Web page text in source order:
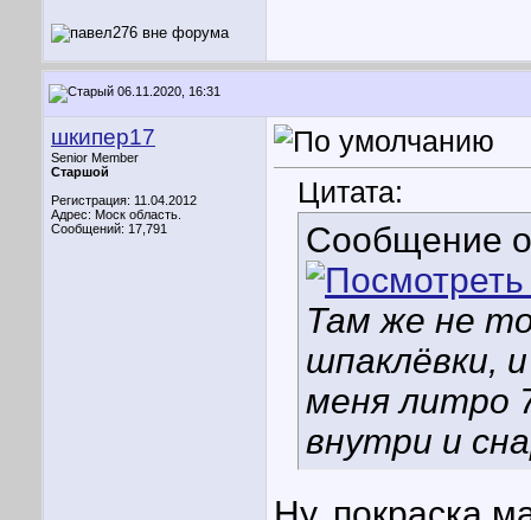
06.11.2020, 16:31
шкипер17
Senior Member
Старшой
Регистрация: 11.04.2012
Адрес: Моск область.
Сообщений: 17,791
Цитата:
Сообщение
Там же не
шпаклёвки,
меня литро
внутри и